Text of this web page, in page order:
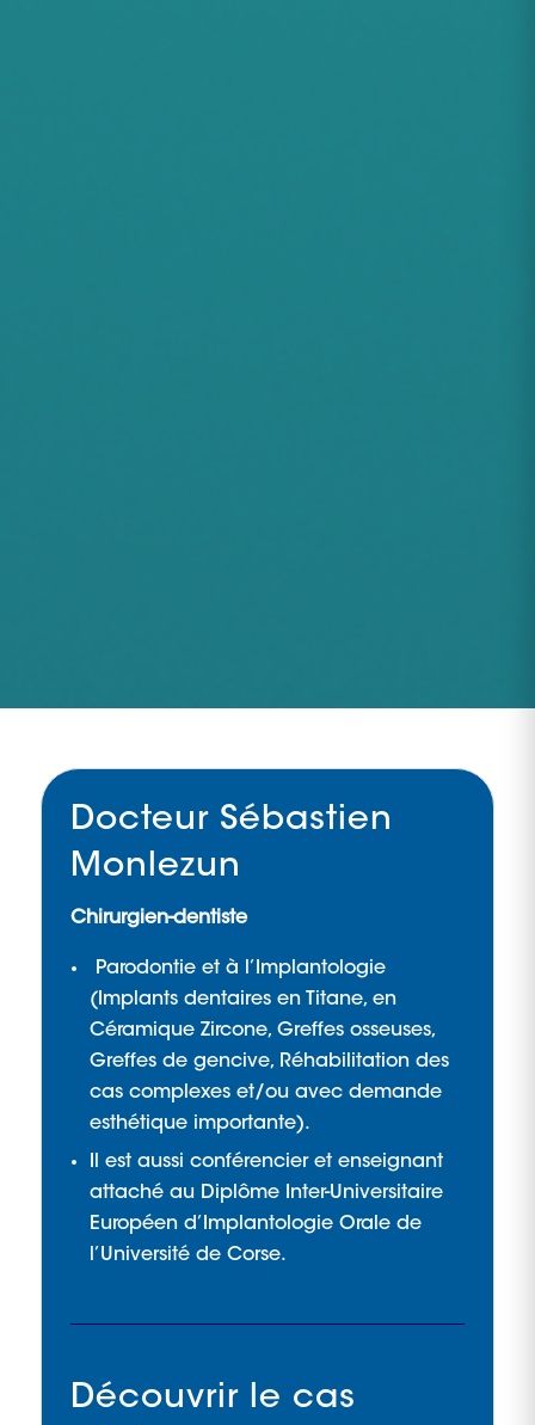
Docteur Sébastien
Monlezun
Chirurgien-dentiste
Parodontie et à l’Implantologie
(Implants dentaires en Titane, en
Céramique Zircone, Greffes osseuses,
Greffes de gencive, Réhabilitation des
cas complexes et/ou avec demande
esthétique importante).
Il est aussi conférencier et enseignant
attaché au Diplôme Inter-Universitaire
Européen d’Implantologie Orale de
l’Université de Corse.
Découvrir le cas